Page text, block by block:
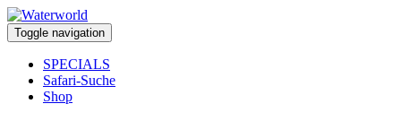
Toggle navigation
SPECIALS
Safari-Suche
Shop